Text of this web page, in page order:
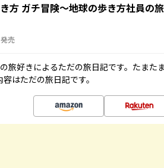
方 ガチ冒険～地球の歩き方社員の
売
旅好きによるただの旅日記です。たまた
はただの旅日記です。